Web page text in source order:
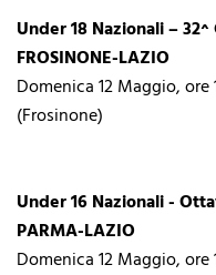
Under 18 Nazionali –
FROSINONE-LAZIO
Domenica 12 Maggio, ore
(Frosinone)
Under 16 Nazionali -
PARMA-LAZIO
Domenica 12 Maggio, ore